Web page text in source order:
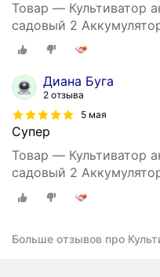
Товар — Культиватор
садовый 2
Диана Буга
2 отзыва
5 мая
Супер
Товар — Культиватор
садовый 2
Больше отзывов про